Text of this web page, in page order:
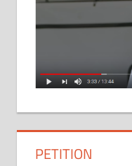
PETITION